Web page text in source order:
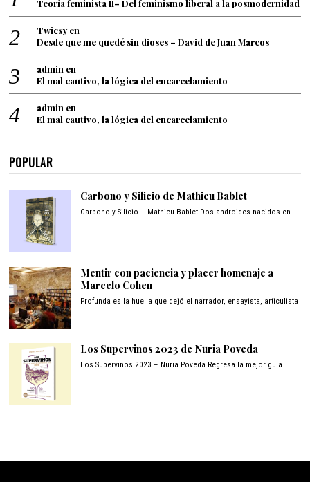
Teoría feminista II– Del feminismo liberal a la posmodernidad
Twicsy en
Desde que me quedé sin dioses – David de Juan Marcos
admin en
El mal cautivo, la lógica del encarcelamiento
admin en
El mal cautivo, la lógica del encarcelamiento
POPULAR
Carbono y Silicio de Mathieu Bablet
Carbono y Silicio – Mathieu Bablet Dos androides nacidos en
Mentir con paciencia y placer homenaje a
Marcelo Cohen
Profunda es la huella que dejó el narrador, ensayista, articulista
Los Supervinos 2023 de Nuria Poveda
Los Supervinos 2023 – Nuria Poveda Regresa la mejor guía